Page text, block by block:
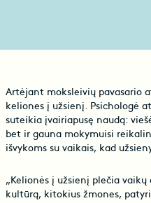
Artėjant moksleivių pavasario
keliones į užsienį. Psichologė
suteikia įvairiapusę naudą:
bet ir gauna mokymuisi
išvykoms su vaikais, kad
„Kelionės į užsienį plečia
kultūrą, kitokius žmones,